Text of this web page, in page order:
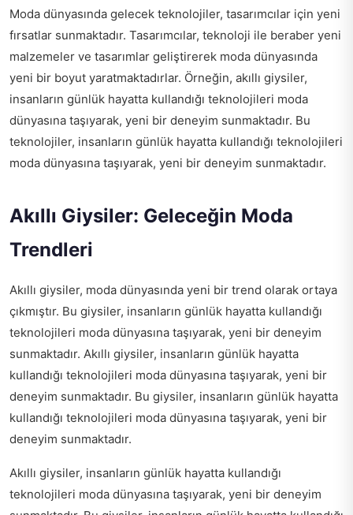
Moda dünyasında gelecek teknolojiler, tasarımcılar için yeni
fırsatlar sunmaktadır. Tasarımcılar, teknoloji ile beraber yeni
malzemeler ve tasarımlar geliştirerek moda dünyasında
yeni bir boyut yaratmaktadırlar. Örneğin, akıllı giysiler,
insanların günlük hayatta kullandığı teknolojileri moda
dünyasına taşıyarak, yeni bir deneyim sunmaktadır. Bu
teknolojiler, insanların günlük hayatta kullandığı teknolojileri
moda dünyasına taşıyarak, yeni bir deneyim sunmaktadır.
Akıllı Giysiler: Geleceğin Moda
Trendleri
Akıllı giysiler, moda dünyasında yeni bir trend olarak ortaya
çıkmıştır. Bu giysiler, insanların günlük hayatta kullandığı
teknolojileri moda dünyasına taşıyarak, yeni bir deneyim
sunmaktadır. Akıllı giysiler, insanların günlük hayatta
kullandığı teknolojileri moda dünyasına taşıyarak, yeni bir
deneyim sunmaktadır. Bu giysiler, insanların günlük hayatta
kullandığı teknolojileri moda dünyasına taşıyarak, yeni bir
deneyim sunmaktadır.
Akıllı giysiler, insanların günlük hayatta kullandığı
teknolojileri moda dünyasına taşıyarak, yeni bir deneyim